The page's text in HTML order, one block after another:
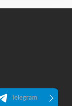
Telegram